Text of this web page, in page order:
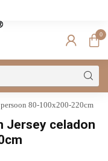
0
80-100x200-220cm
Jersey celadon